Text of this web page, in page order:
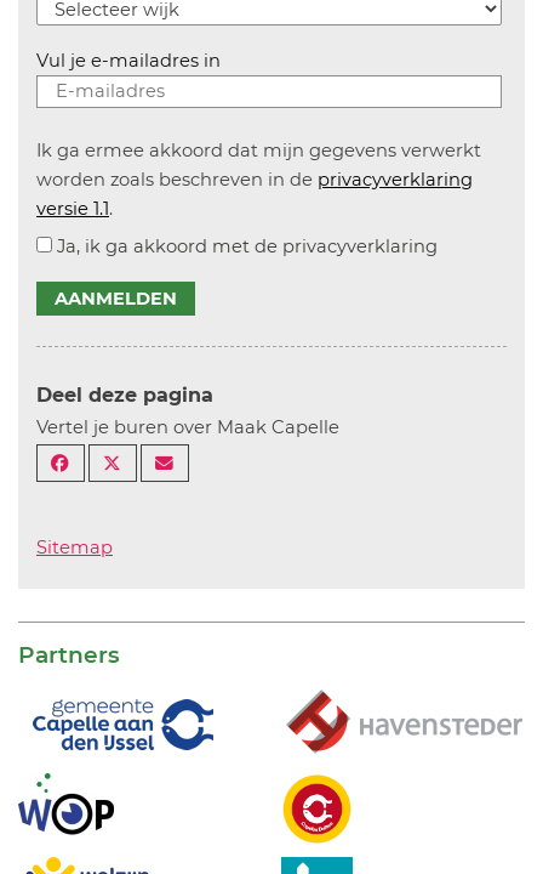
Vul je e-mailadres in
Ik ga ermee akkoord dat mijn gegevens verwerkt
worden zoals beschreven in de privacyverklaring
versie 1.1.
Ja, ik ga akkoord met de privacyverklaring
AANMELDEN
Deel deze pagina
Vertel je buren over Maak Capelle
Sitemap
Partners